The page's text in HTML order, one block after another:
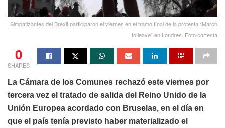
Simpatizantes del Brexit participaron el viernes en el tramo final de la protesta “March
to leave” en Londres. Foto cortesía
0
SHARES
La Cámara de los Comunes rechazó este viernes por
tercera vez el tratado de salida del Reino Unido de la
Unión Europea acordado con Bruselas, en el día en
que el país tenía previsto haber materializado el